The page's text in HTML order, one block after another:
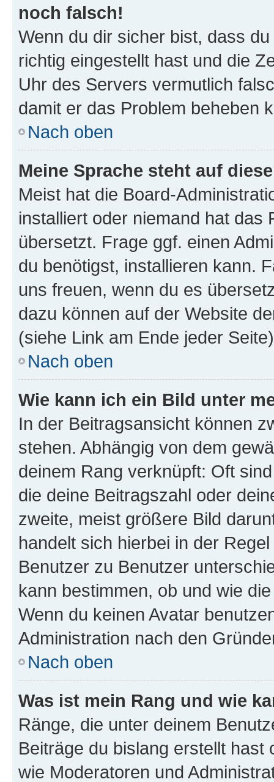
noch falsch!
Wenn du dir sicher bist, dass
richtig eingestellt hast und die
Uhr des Servers vermutlich
damit er das Problem beheben
Nach oben
Meine Sprache steht auf
Meist hat die Board-
installiert oder niemand hat das
übersetzt. Frage ggf. einen
du benötigst, installieren kann.
uns freuen, wenn du es
dazu können auf der Website
(siehe Link am Ende jeder
Nach oben
Wie kann ich ein Bild unter
In der Beitragsansicht können
stehen. Abhängig von dem
deinem Rang verknüpft: Oft
die deine Beitragszahl oder
zweite, meist größere Bild
handelt sich hierbei in der
Benutzer zu Benutzer
kann bestimmen, ob und wie
Wenn du keinen Avatar
Administration nach den
Nach oben
Was ist mein Rang und wie
Ränge, die unter deinem
Beiträge du bislang erstellt
wie Moderatoren und